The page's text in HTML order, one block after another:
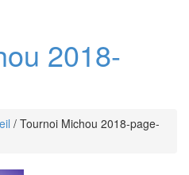
2018-
/ Tournoi Michou 2018-page-